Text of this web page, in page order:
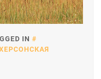
IN